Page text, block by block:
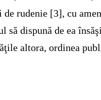
rudenie [3], cu
să dispună de ea
altora, ordinea